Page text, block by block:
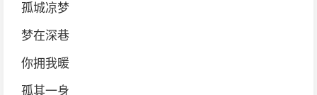
孤城凉梦
梦在深巷
你拥我暖
孤其一身